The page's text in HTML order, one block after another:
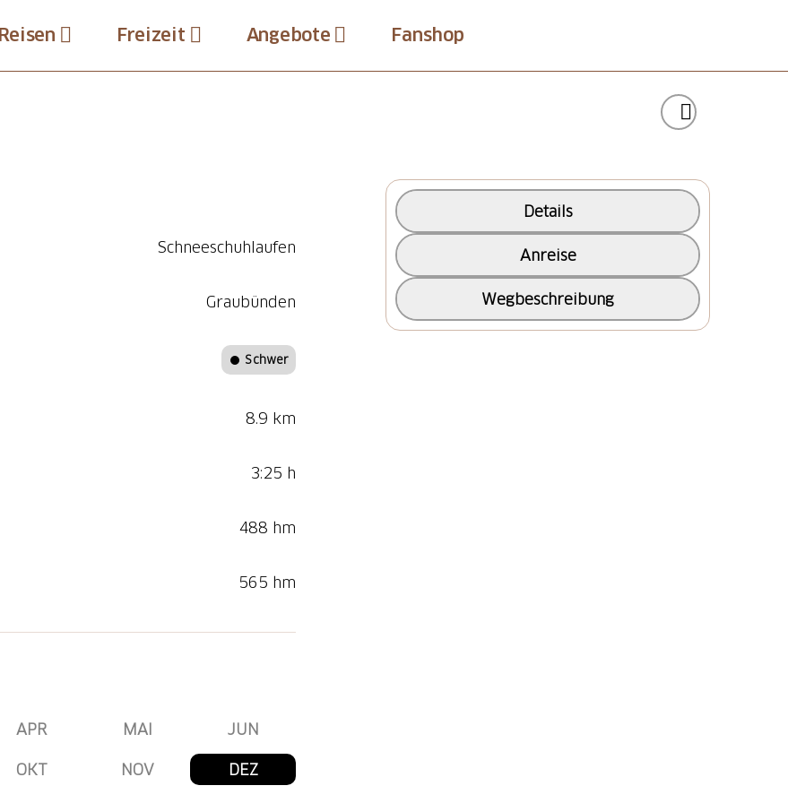
Reisen Freizeit Angebote Fanshop
Schneeschuhlaufen
Graubünden
Schwer
8.9 km
3:25 h
488 hm
565 hm
APR MAI JUN
OKT NOV DEZ
Details
Anreise
Wegbeschreibung